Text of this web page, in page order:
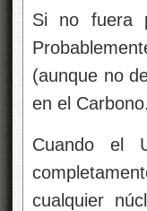
Si no fuera
(aunque no
en el Carbono.
Cuando el
cualquier